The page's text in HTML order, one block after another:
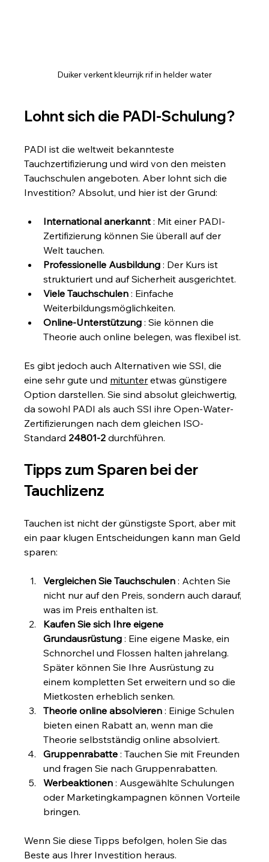
Duiker verkent kleurrijk rif in helder water
Lohnt sich die PADI-Schulung?
PADI ist die weltweit bekannteste
Tauchzertifizierung und wird von den meisten
Tauchschulen angeboten. Aber lohnt sich die
Investition? Absolut, und hier ist der Grund:
International anerkannt : Mit einer PADI-
Zertifizierung können Sie überall auf der
Welt tauchen.
Professionelle Ausbildung : Der Kurs ist
strukturiert und auf Sicherheit ausgerichtet.
Viele Tauchschulen : Einfache
Weiterbildungsmöglichkeiten.
Online-Unterstützung : Sie können die
Theorie auch online belegen, was flexibel ist.
Es gibt jedoch auch Alternativen wie SSI, die
eine sehr gute und mitunter etwas günstigere
Option darstellen. Sie sind absolut gleichwertig,
da sowohl PADI als auch SSI ihre Open-Water-
Zertifizierungen nach dem gleichen ISO-
Standard 24801-2 durchführen.
Tipps zum Sparen bei der
Tauchlizenz
Tauchen ist nicht der günstigste Sport, aber mit
ein paar klugen Entscheidungen kann man Geld
sparen:
Vergleichen Sie Tauchschulen : Achten Sie
nicht nur auf den Preis, sondern auch darauf,
was im Preis enthalten ist.
Kaufen Sie sich Ihre eigene
Grundausrüstung : Eine eigene Maske, ein
Schnorchel und Flossen halten jahrelang.
Später können Sie Ihre Ausrüstung zu
einem kompletten Set erweitern und so die
Mietkosten erheblich senken.
Theorie online absolvieren : Einige Schulen
bieten einen Rabatt an, wenn man die
Theorie selbstständig online absolviert.
Gruppenrabatte : Tauchen Sie mit Freunden
und fragen Sie nach Gruppenrabatten.
Werbeaktionen : Ausgewählte Schulungen
oder Marketingkampagnen können Vorteile
bringen.
Wenn Sie diese Tipps befolgen, holen Sie das
Beste aus Ihrer Investition heraus.